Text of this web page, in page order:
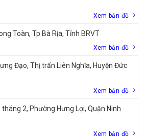
Xem bản đồ
Toàn, Tp Bà Rịa, Tỉnh BRVT
Xem bản đồ
Đạo, Thị trấn Liên Nghĩa, Huyện Đức
Xem bản đồ
2, Phường Hưng Lợi, Quận Ninh
Xem bản đồ